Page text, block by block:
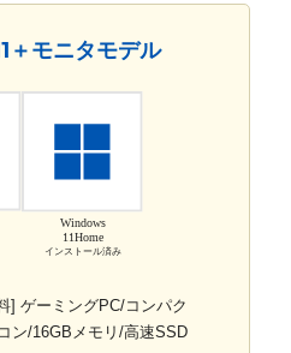
モニタモデル
Windows
11Home
インストール済み
] ゲーミングPC/コンパク
ン/16GBメモリ/高速SSD